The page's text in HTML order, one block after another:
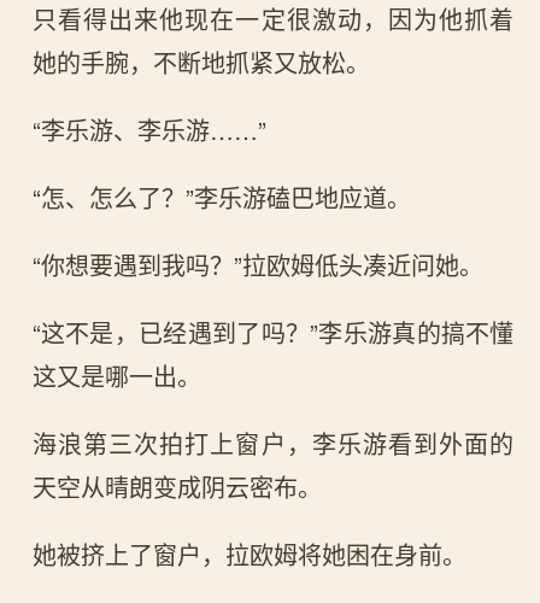
只看得出来他现在一定很激动，因为他抓着
她的手腕，不断地抓紧又放松。
“李乐游、李乐游……”
“怎、怎么了？”李乐游磕巴地应道。
“你想要遇到我吗？”拉欧姆低头凑近问她。
“这不是，已经遇到了吗？”李乐游真的搞不懂
这又是哪一出。
海浪第三次拍打上窗户，李乐游看到外面的
天空从晴朗变成阴云密布。
她被挤上了窗户，拉欧姆将她困在身前。